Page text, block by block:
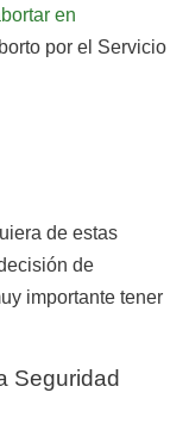
en
por el Servicio
de estas
de
importante tener
Seguridad